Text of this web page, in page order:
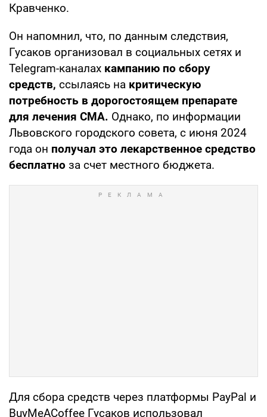
Кравченко.
Он напомнил, что, по данным следствия,
Гусаков организовал в социальных сетях и
Telegram-каналах кампанию по сбору
средств, ссылаясь на критическую
потребность в дорогостоящем препарате
для лечения СМА. Однако, по информации
Львовского городского совета, с июня 2024
года он получал это лекарственное средство
бесплатно за счет местного бюджета.
Для сбора средств через платформы PayPal и
BuyMeACoffee Гусаков использовал